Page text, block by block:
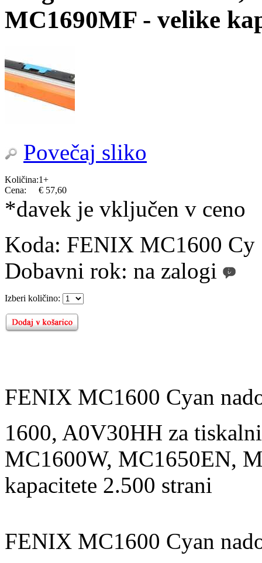
MC1690MF - velike
Povečaj sliko
Količina:1+
Cena:
€ 57,60
*davek je vključen v ceno
Koda: FENIX MC1600 Cy
Dobavni rok: na zalogi
Izberi količino:
FENIX MC1600 Cyan
1600, A0V30HH za
MC1600W, MC1650EN,
kapacitete 2.500 strani
FENIX MC1600 Cyan